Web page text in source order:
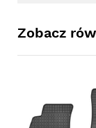
Zobacz